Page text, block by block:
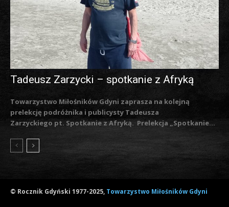
Tadeusz Zarzycki – spotkanie z Afryką
Towarzystwo Miłośników Gdyni zaprasza na kolejną
prelekcję podróżnika i publicysty Tadeusza
Zarzyckiego pt. Spotkanie z Afryką. Prelekcja „Spotkanie...
© Rocznik Gdyński 1977-2025, Towarzystwo Miłośników Gdyni